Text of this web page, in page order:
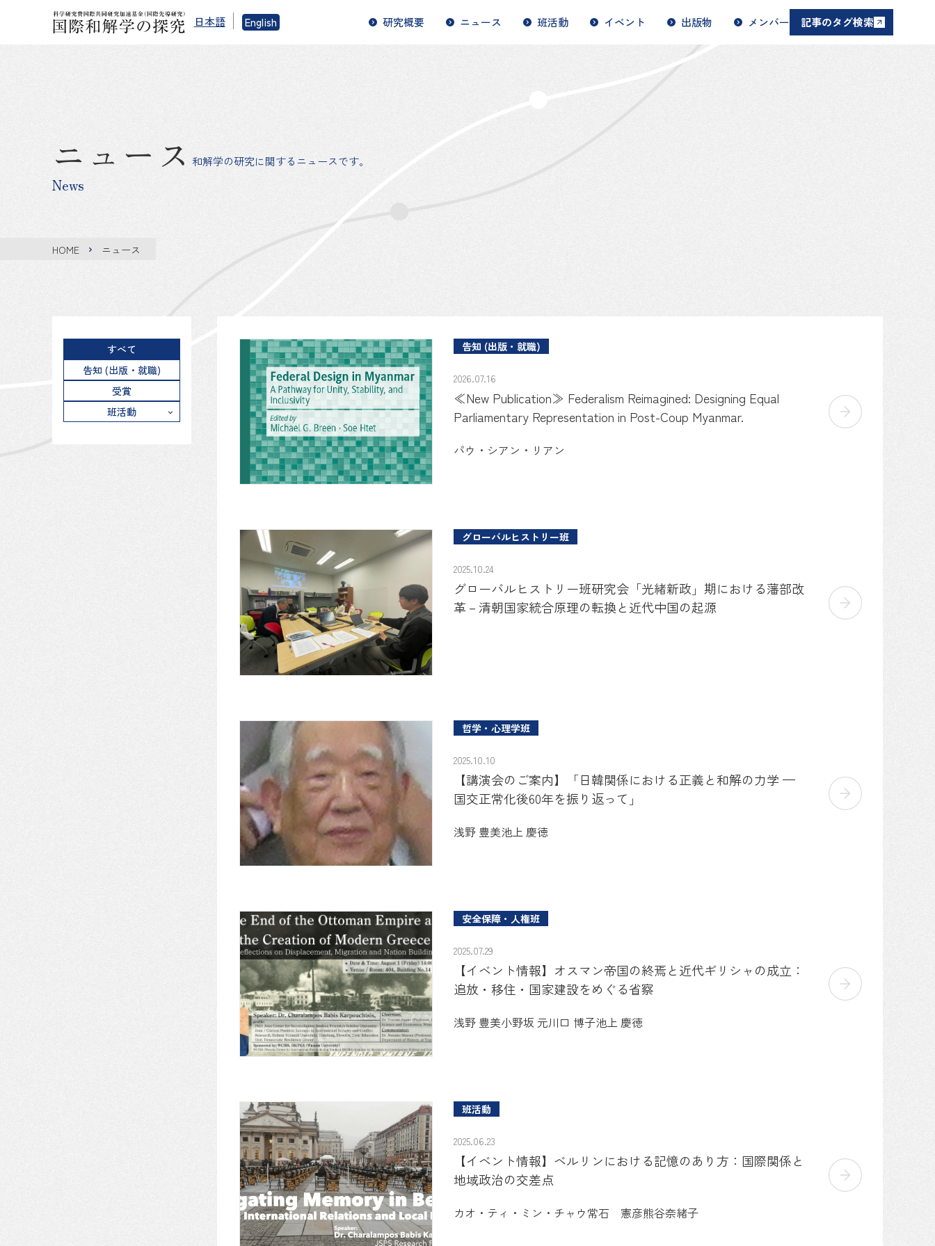
日本語 English 記事のタグ検索
研究概要 ニュース 班活動 イベント 出版物 メンバー
ニュース
News
和解学の研究に関するニュースです。
HOME ニュース
すべて
告知 (出版・就職)
受賞
班活動
告知 (出版・就職)
2026.07.16
≪New Publication≫ Federalism Reimagined: Designing Equal
Parliamentary Representation in Post-Coup Myanmar.
パウ・シアン・リアン
グローバルヒストリー班
2025.10.24
グローバルヒストリー班研究会「光緒新政」期における藩部改
革－清朝国家統合原理の転換と近代中国の起源
哲学・心理学班
2025.10.10
【講演会のご案内】「日韓関係における正義と和解の力学 —
国交正常化後60年を振り返って」
浅野 豊美池上 慶徳
安全保障・人権班
2025.07.29
【イベント情報】オスマン帝国の終焉と近代ギリシャの成立：
追放・移住・国家建設をめぐる省察
浅野 豊美小野坂 元川口 博子池上 慶徳
班活動
2025.06.23
【イベント情報】ベルリンにおける記憶のあり方：国際関係と
地域政治の交差点
カオ・ティ・ミン・チャウ常石 憲彦熊谷奈緒子